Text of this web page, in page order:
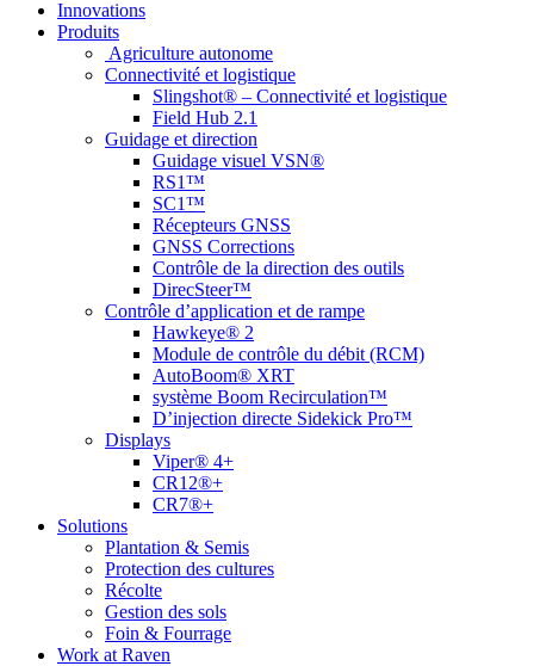
Innovations
Produits
Agriculture autonome
Connectivité et logistique
Slingshot® – Connectivité et logistique
Field Hub 2.1
Guidage et direction
Guidage visuel VSN®
RS1™
SC1™
Récepteurs GNSS
GNSS Corrections
Contrôle de la direction des outils
DirecSteer™
Contrôle d’application et de rampe
Hawkeye® 2
Module de contrôle du débit (RCM)
AutoBoom® XRT
système Boom Recirculation™
D’injection directe Sidekick Pro™
Displays
Viper® 4+
CR12®+
CR7®+
Solutions
Plantation & Semis
Protection des cultures
Récolte
Gestion des sols
Foin & Fourrage
Work at Raven